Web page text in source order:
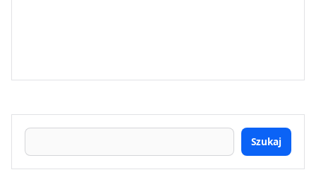
Szukaj